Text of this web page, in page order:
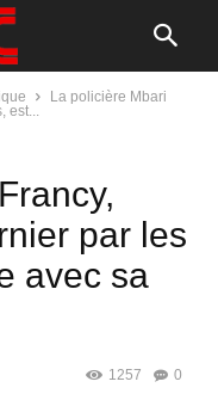
La policière Mbari
est...
par les
avec sa
0
1257